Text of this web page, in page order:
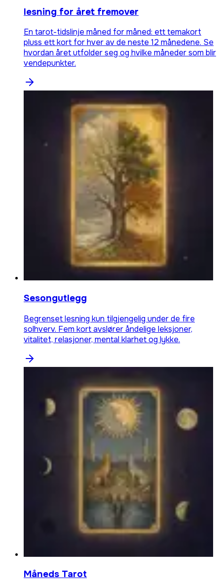
lesning for året fremover
En tarot-tidslinje måned for måned: ett temakort
pluss ett kort for hver av de neste 12 månedene. Se
hvordan året utfolder seg og hvilke måneder som blir
vendepunkter.
Sesongutlegg
Begrenset lesning kun tilgjengelig under de fire
solhverv. Fem kort avslører åndelige leksjoner,
vitalitet, relasjoner, mental klarhet og lykke.
Måneds Tarot